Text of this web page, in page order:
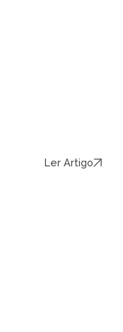
Ler Artigo